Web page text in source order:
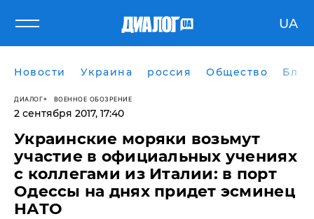
UA
Новости Украина россия Общество
ДИАЛОГ ВОЕННОЕ ОБОЗРЕНИЕ
2 сентября 2017, 17:40
Украинские моряки возьмут
участие в официальных учениях
с коллегами из Италии: в порт
Одессы на днях придет эсминец
НАТО